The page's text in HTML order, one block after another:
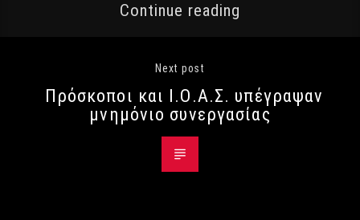
Continue reading
Next post
Πρόσκοποι και Ι.Ο.Α.Σ. υπέγραψαν
μνημόνιο συνεργασίας